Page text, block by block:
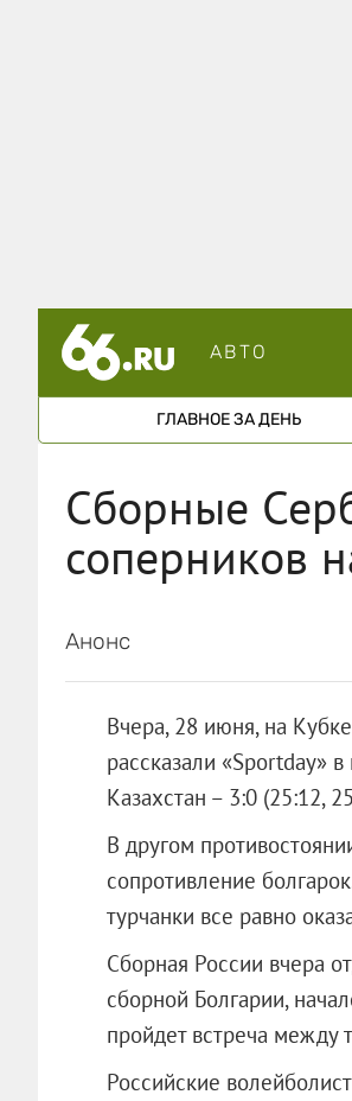
АВТО
ГЛАВНОЕ ЗА ДЕНЬ
Сборные
соперников
Анонс
Вчера, 28 июня, на
рассказали «Sportday»
Казахстан – 3:0 (25:12,
В другом
сопротивление
турчанки все равно
Сборная России вчера
сборной Болгарии,
пройдет встреча между
Российские